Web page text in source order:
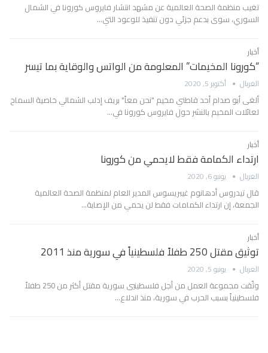
تغيب منظمة الصحة العالمية عن مشهد انتشار فايروس كورونا في الشمال
السوري، سوى بدعم جزئي دون تنفيذ للوعود التي…
أخبار
“كورونا المخيمات” المعلومة من الواتس والوقاية بما تيسر
الغربال أكتوبر 5, 2020
ألغى أبو صدام أحد قاطني مخيم "نحن معاً" بريف إدلب الشمالي خاصية السماح
لعائلات المخيم بالنشر حول فايروس كورونا في…
أخبار
ارتداء الكمامة فقط لايحمي من كورونا
الغربال يونيو 6, 2020
قال تيدروس أدهانوم غيبريسوس المدير العام لمنظمة الصحة العالمية
الجمعة، إن ارتداء الكمامات فقط لن يحمي من الإصابة…
أخبار
توثيق مقتل 250 طفلاً فلسطينياً في سورية منذ 2011
الغربال يونيو 5, 2020
وثّقت مجموعة العمل من أجل فلسطينيي سورية مقتل أكثر من 250 طفلاً
فلسطينياً بسبب الحرب في سورية، منذ اندلاع…